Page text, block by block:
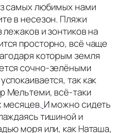
самых любимых нами
в несезон. Пляжи
лежаков и зонтиков на
просторно, всё чаще
которым земля
сочно-зелёными
так как
Мельтеми, всё-таки
месяцев. И можно сидеть
тишиной и
моря или, как Наташа,